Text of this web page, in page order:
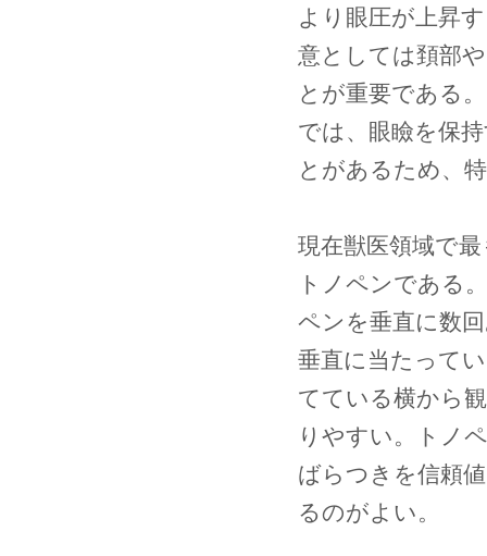
より眼圧が上昇
意としては頚部
とが重要である
では、眼瞼を保
とがあるため、
現在獣医領域で
トノペンである
ペンを垂直に数
垂直に当たって
てている横から
りやすい。トノ
ばらつきを信頼
るのがよい。